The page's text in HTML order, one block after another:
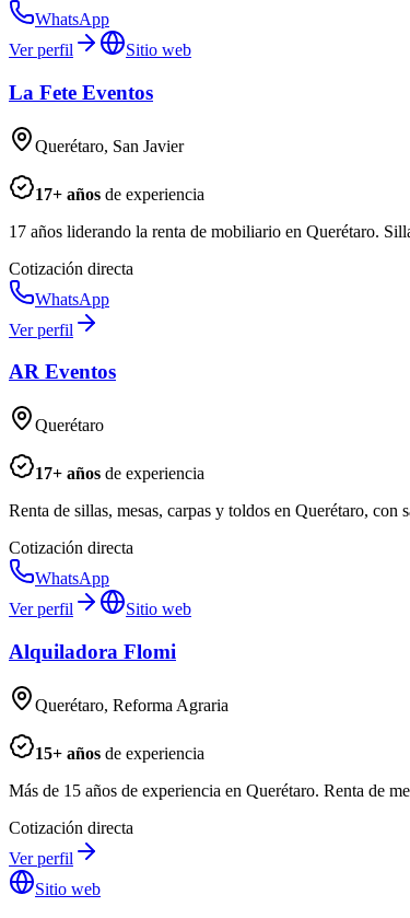
WhatsApp
Ver perfil
Sitio web
La Fete Eventos
Querétaro, San Javier
17+ años de experiencia
17 años liderando la renta de mobiliario en Querétaro.
Cotización directa
WhatsApp
Ver perfil
AR Eventos
Querétaro
17+ años de experiencia
Renta de sillas, mesas, carpas y toldos en Querétaro, con
Cotización directa
WhatsApp
Ver perfil
Sitio web
Alquiladora Flomi
Querétaro, Reforma Agraria
15+ años de experiencia
Más de 15 años de experiencia en Querétaro. Renta de
Cotización directa
Ver perfil
Sitio web